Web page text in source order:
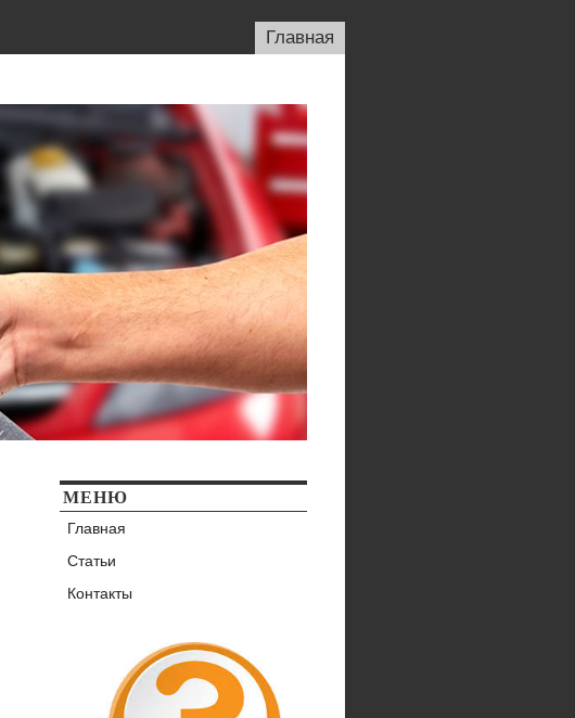
Главная
МЕНЮ
Главная
Статьи
Контакты